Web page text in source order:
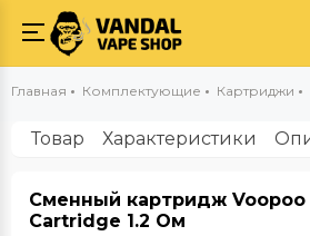
Главная Комплектующие Картриджи
Товар Характеристики
Сменный картридж Voopoo
Cartridge 1.2 Ом